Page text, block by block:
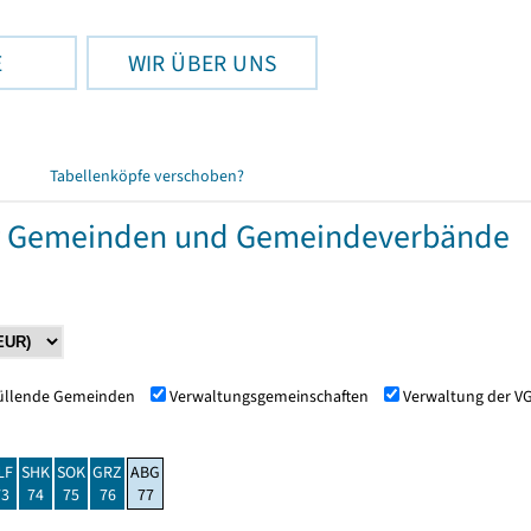
WIR ÜBER UNS
Tabellenköpfe verschoben?
und Gemeindeverbände
Gemeinden Verwaltungsgemeinschaften Verwaltung der
SHK
74
SOK
75
GRZ
76
ABG
77